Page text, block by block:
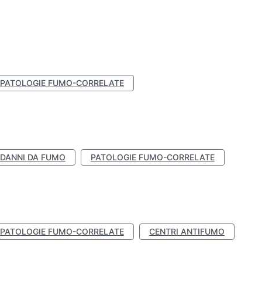
PATOLOGIE FUMO-CORRELATE
DANNI DA FUMO PATOLOGIE FUMO-CORRELATE
PATOLOGIE FUMO-CORRELATE CENTRI ANTIFUMO